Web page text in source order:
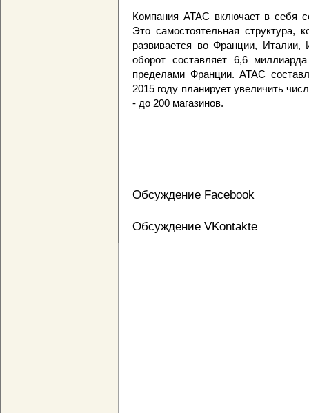
Компания ATAC включает в себя
Это самостоятельная структура,
развивается во Франции,
оборот составляет 6,6
пределами Франции. ATAC
2015 году планирует увеличить
- до 200 магазинов.
Обсуждение Facebook
Обсуждение VKontakte